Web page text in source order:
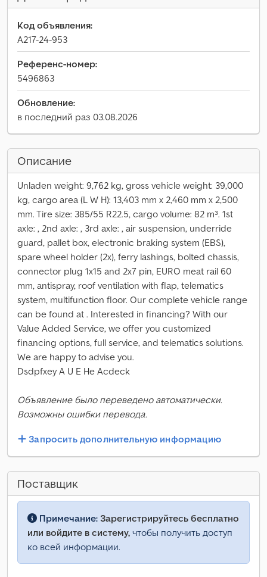
Код объявления:
A217-24-953
Референс-номер:
5496863
Обновление:
в последний раз 03.08.2026
Описание
Unladen weight: 9,762 kg, gross vehicle weight: 39,000
kg, cargo area (L W H): 13,403 mm x 2,460 mm x 2,500
mm. Tire size: 385/55 R22.5, cargo volume: 82 m³. 1st
axle: , 2nd axle: , 3rd axle: , air suspension, underride
guard, pallet box, electronic braking system (EBS),
spare wheel holder (2x), ferry lashings, bolted chassis,
connector plug 1x15 and 2x7 pin, EURO meat rail 60
mm, antispray, roof ventilation with flap, telematics
system, multifunction floor. Our complete vehicle range
can be found at . Interested in financing? With our
Value Added Service, we offer you customized
financing options, full service, and telematics solutions.
We are happy to advise you.
Dsdpfxey A U E He Acdeck
Объявление было переведено автоматически.
Возможны ошибки перевода.
Запросить дополнительную информацию
Поставщик
Примечание: Зарегистрируйтесь бесплатно
или войдите в систему, чтобы получить доступ
ко всей информации.